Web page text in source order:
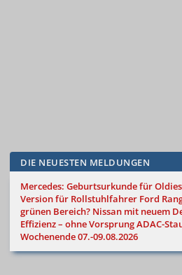
DIE NEUESTEN MELDUNGEN
Mercedes: Geburtsurkunde für Oldies
Version für Rollstuhlfahrer Ford
grünen Bereich? Nissan mit neuem
Effizienz – ohne VorsprungADAC-
Wochenende 07.-09.08.2026